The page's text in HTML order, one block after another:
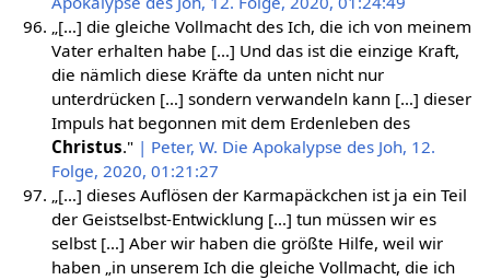
„[…] die gleiche Vollmacht des Ich, die ich von meinem
Vater erhalten habe […] Und das ist die einzige Kraft,
die nämlich diese Kräfte da unten nicht nur
unterdrücken […] sondern verwandeln kann […] dieser
Impuls hat begonnen mit dem Erdenleben des
Christus." | Peter, W. Die Apokalypse des Joh, 12.
Folge, 2020, 01:21:27
„[…] dieses Auflösen der Karmapäckchen ist ja ein Teil
der Geistselbst-Entwicklung […] tun müssen wir es
selbst […] Aber wir haben die größte Hilfe, weil wir
haben „in unserem Ich die gleiche Vollmacht, die ich